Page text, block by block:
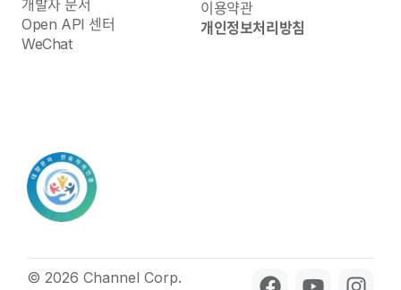
개발자 문서
Open API 센터
WeChat
이용약관
개인정보처리방침
© 2026 Channel Corp.